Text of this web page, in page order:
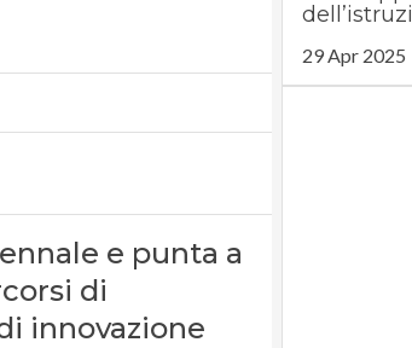
e punta a
di
innovazione
29 Apr 2025